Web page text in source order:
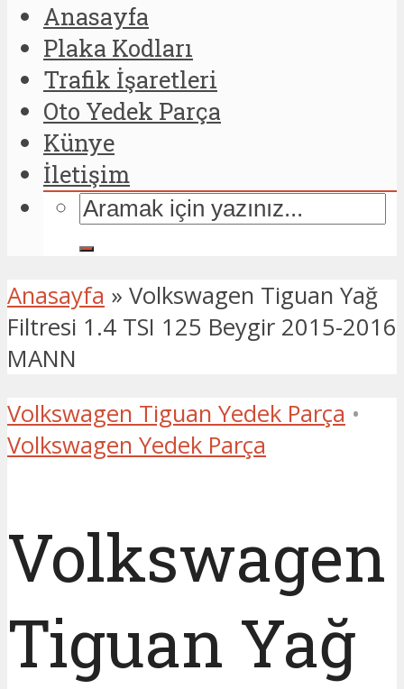
Anasayfa
Plaka Kodları
Trafik İşaretleri
Oto Yedek Parça
Künye
İletişim
Anasayfa » Volkswagen Tiguan Yağ
Filtresi 1.4 TSI 125 Beygir 2015-2016
MANN
Volkswagen Tiguan Yedek Parça •
Volkswagen Yedek Parça
Volkswagen
Tiguan Yağ